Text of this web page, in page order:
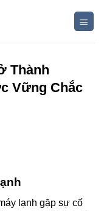
Thành
Vững Chắc
lạnh gặp sự cố